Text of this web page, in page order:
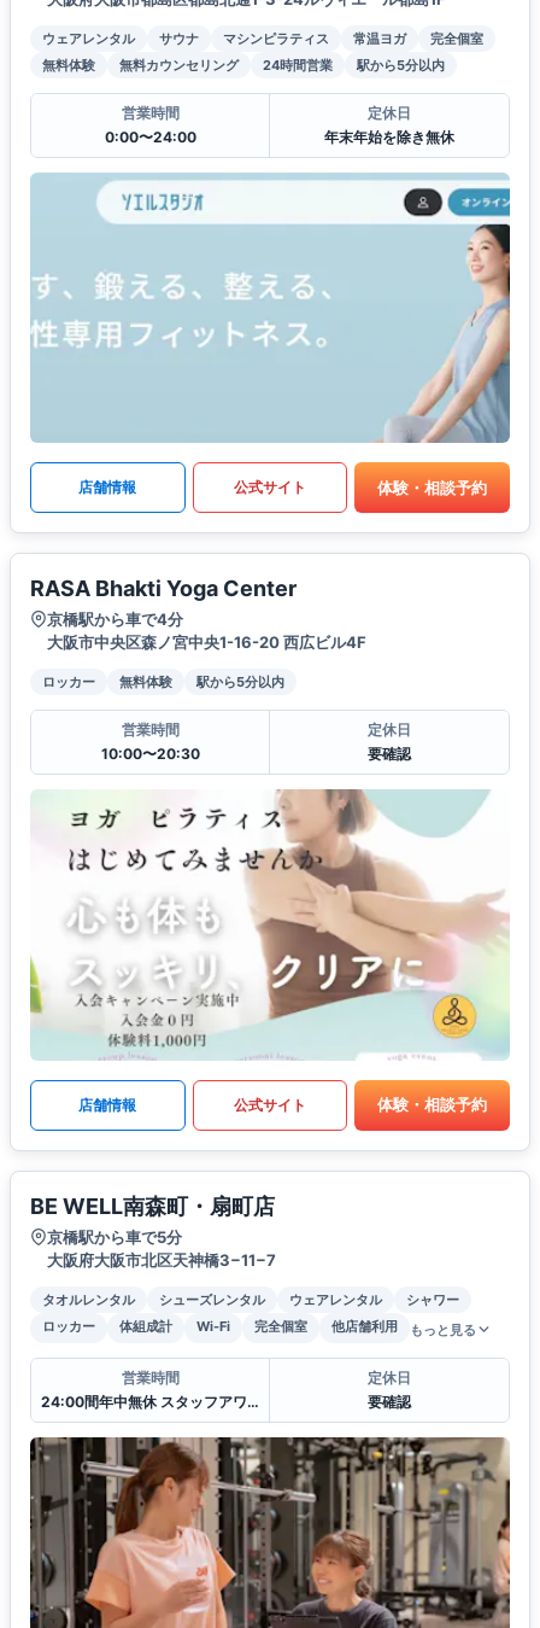
ウェアレンタル サウナ マシンピラティス 常温ヨガ
完全個室
無料体験
無料カウンセリング 24時間営業 駅から5分以内
営業時間
0:00〜24:00
定休日
年末年始を除き無休
店舗情報 公式サイト 体験・相談予約
RASA Bhakti Yoga Center
京橋駅から車で4分
大阪市中央区森ノ宮中央1-16-20 西広ビル4F
ロッカー 無料体験 駅から5分以内
営業時間
10:00〜20:30
定休日
要確認
店舗情報 公式サイト 体験・相談予約
BE WELL南森町・扇町店
京橋駅から車で5分
大阪府大阪市北区天神橋3−11−7
タオルレンタル シューズレンタル ウェアレンタル
シャワー
ロッカー
体組成計 Wi-Fi 完全個室 他店舗利用 もっと見る
営業時間
24:00間年中無休 スタッフアワー(11:00〜22:00)
定休日
要確認